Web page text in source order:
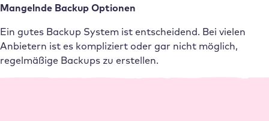
Mangelnde Backup Optionen
Ein gutes Backup System ist entscheidend. Bei vielen
Anbietern ist es kompliziert oder gar nicht möglich,
regelmäßige Backups zu erstellen.